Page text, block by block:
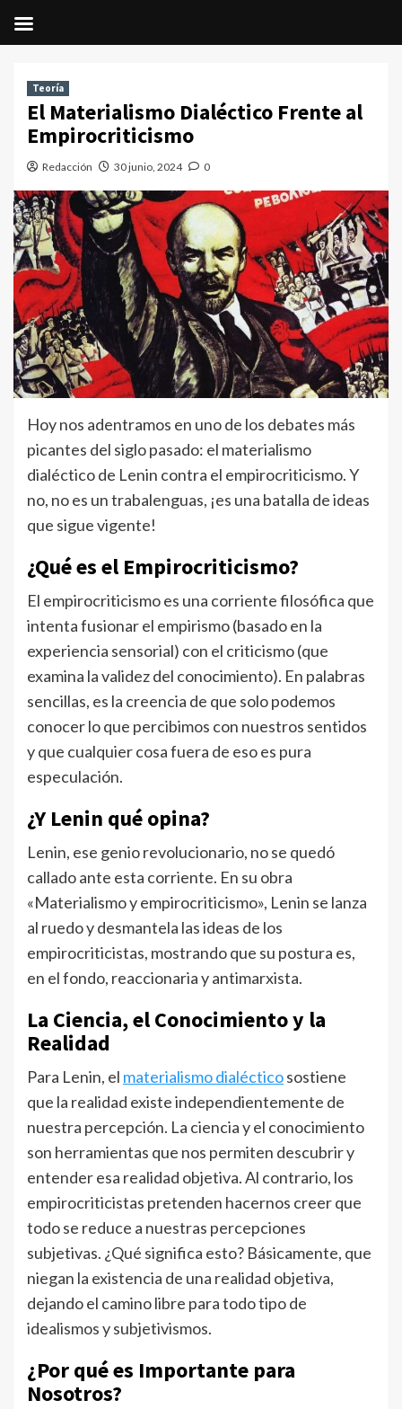
contenido
Teoría
El Materialismo Dialéctico Frente al
Empirocriticismo
Redacción 30 junio, 2024 0
Hoy nos adentramos en uno de los debates más
picantes del siglo pasado: el materialismo
dialéctico de Lenin contra el empirocriticismo. Y
no, no es un trabalenguas, ¡es una batalla de ideas
que sigue vigente!
¿Qué es el Empirocriticismo?
El empirocriticismo es una corriente filosófica que
intenta fusionar el empirismo (basado en la
experiencia sensorial) con el criticismo (que
examina la validez del conocimiento). En palabras
sencillas, es la creencia de que solo podemos
conocer lo que percibimos con nuestros sentidos
y que cualquier cosa fuera de eso es pura
especulación.
¿Y Lenin qué opina?
Lenin, ese genio revolucionario, no se quedó
callado ante esta corriente. En su obra
«Materialismo y empirocriticismo», Lenin se lanza
al ruedo y desmantela las ideas de los
empirocriticistas, mostrando que su postura es,
en el fondo, reaccionaria y antimarxista.
La Ciencia, el Conocimiento y la
Realidad
Para Lenin, el materialismo dialécticosostiene
que la realidad existe independientemente de
nuestra percepción. La ciencia y el conocimiento
son herramientas que nos permiten descubrir y
entender esa realidad objetiva. Al contrario, los
empirocriticistas pretenden hacernos creer que
todo se reduce a nuestras percepciones
subjetivas. ¿Qué significa esto? Básicamente, que
niegan la existencia de una realidad objetiva,
dejando el camino libre para todo tipo de
idealismos y subjetivismos.
¿Por qué es Importante para
Nosotros?